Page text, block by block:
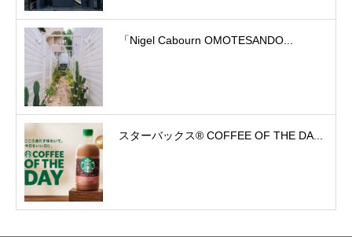
「Nigel Cabourn OMOTESANDO...
スターバックス® COFFEE OF THE DA...